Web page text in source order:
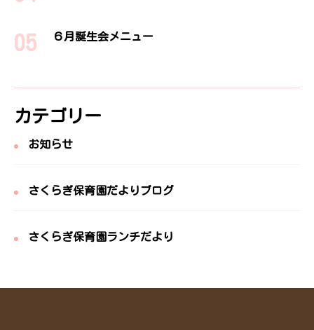
６月誕生会メニュー
カテゴリー
お知らせ
さくらぎ保育園だよりブログ
さくらぎ保育園ランチだより